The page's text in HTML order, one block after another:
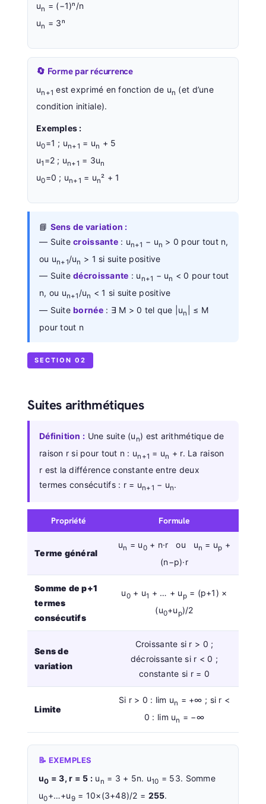
un = (−1)ⁿ/n
un = 3ⁿ
🔄 Forme par récurrence
un+1 est exprimé en fonction de un (et d’une
condition initiale).
Exemples :
u0=1 ; un+1 = un + 5
u1 =2 ; un+1 = 3un
u0=0 ; un+1 = un² + 1
📘 Sens de variation :
— Suitecroissante: un+1 − un > 0 pour tout n,
ou un+1/un > 1 si suite positive
— Suitedécroissante : un+1 − un < 0 pour tout
n, ou un+1 /un < 1 si suite positive
— Suitebornée: ∃ M > 0 tel que |un
| ≤ M
pour tout n
SECTION 02
Suites arithmétiques
Définition : Une suite (un) est arithmétique de
raison r si pour tout n : un+1 = un + r. La raison
r est la différence constante entre deux
termes consécutifs : r = un+1 − un.
Propriété Formule
Terme général
un = u0+ n·r ou un = up +
(n−p)·r
Somme de p+1
termes
consécutifs
u0 + u1 + … + up = (p+1) ×
(u0+up)/2
Sens de
variation
Croissante si r > 0 ;
décroissante si r < 0 ;
constante si r = 0
Limite
Si r > 0 : lim un = +∞ ; si r <
0 : lim un = −∞
📝 EXEMPLES
u0 = 3, r = 5 : un = 3 + 5n. u10 = 53. Somme
u0+…+u9= 10×(3+48)/2 = 255.